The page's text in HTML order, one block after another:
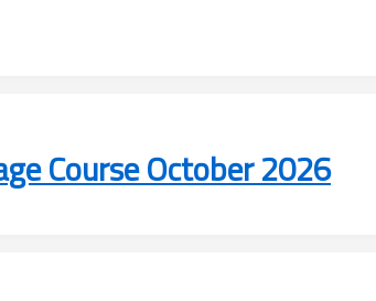
Course October 2026